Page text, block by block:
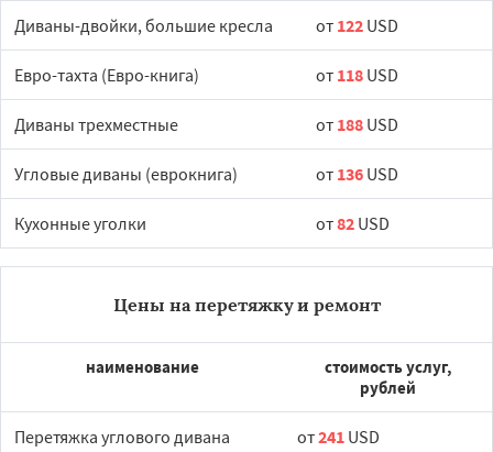
Диваны-двойки, большие кресла от 122 USD
Евро-тахта (Евро-книга) от 118 USD
Диваны трехместные от 188 USD
Угловые диваны (еврокнига) от 136 USD
Кухонные уголки от82 USD
Цены на перетяжку и ремонт
наименование
стоимость услуг,
рублей
Перетяжка углового дивана от241 USD